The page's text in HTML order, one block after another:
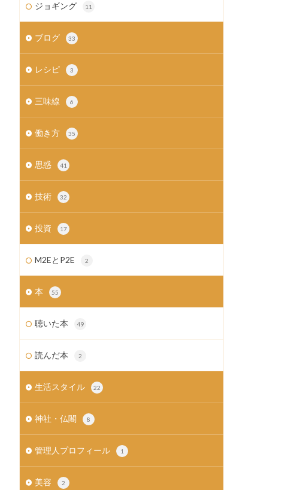
ジョギング 11
ブログ 33
レシピ 3
三味線 6
働き方 35
思惑 41
技術 32
投資 17
M2EとP2E 2
本 55
聴いた本 49
読んだ本 2
生活スタイル 22
神社・仏閣 8
管理人プロフィール 1
美容 2